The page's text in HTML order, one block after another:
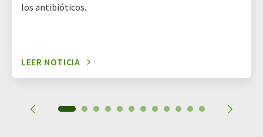
los antibióticos.
LEER NOTICIA